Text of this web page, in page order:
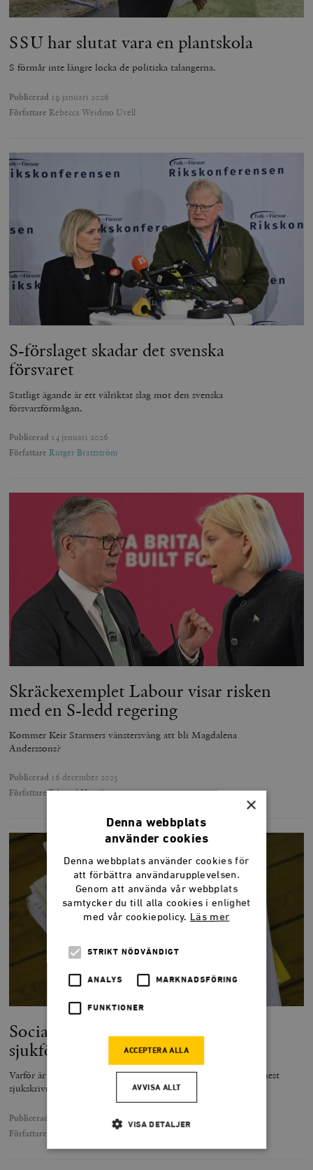
SSU har slutat vara en plantskola
S förmår inte längre locka de politiska talangerna.
Publicerad 19 januari 2026
Författare Rebecca Weidmo Uvell
S-förslaget skadar det svenska
försvaret
Statligt ägande är ett välriktat slag mot den svenska
försvarsförmågan.
Publicerad 14 januari 2026
Författare Rutger Brattström
Skräckexemplet Labour visar risken
med en S-ledd regering
Kommer Keir Starmers vänstersväng att bli Magdalena
Anderssons?
Publicerad 16 december 2025
FörfattareEdward Hamilton
Socialdemokratisk baksmälla i
sjukförsäkringen
Varför är norrmän, ett av världens friskaste folk, några av de mest
sjukskrivna?
Publicerad
19 november 2025
Författare
Christoffer Heimbrand
×
Denna webbplats
använder cookies
Denna webbplats använder cookies för
att förbättra användarupplevelsen.
Genom att använda vår webbplats
samtycker du till alla cookies i enlighet
med vår cookiepolicy. Läs mer
STRIKT NÖDVÄNDIGT
ANALYS MARKNADSFÖRING
FUNKTIONER
ACCEPTERA ALLA
AVVISA ALLT
VISA DETALJER